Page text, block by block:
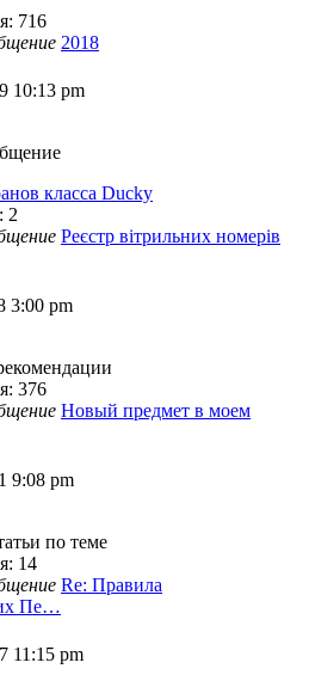
: 716
2018
10:13 pm
класса Ducky
: 2
Реєстр вітрильних номерів
3:00 pm
: 376
Новый предмет в моем
9:08 pm
по теме
: 14
Re: Правила
Пе…
11:15 pm